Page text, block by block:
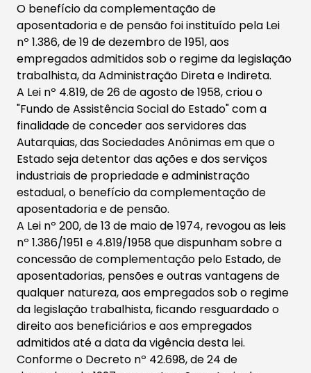
O benefício da complementação de
aposentadoria e de pensão foi instituído pela Lei
nº 1.386, de 19 de dezembro de 1951, aos
empregados admitidos sob o regime da legislação
trabalhista, da Administração Direta e Indireta.
A Lei nº 4.819, de 26 de agosto de 1958, criou o
"Fundo de Assistência Social do Estado" com a
finalidade de conceder aos servidores das
Autarquias, das Sociedades Anônimas em que o
Estado seja detentor das ações e dos serviços
industriais de propriedade e administração
estadual, o benefício da complementação de
aposentadoria e de pensão.
A Lei nº 200, de 13 de maio de 1974, revogou as leis
nº 1.386/1951 e 4.819/1958 que dispunham sobre a
concessão de complementação pelo Estado, de
aposentadorias, pensões e outras vantagens de
qualquer natureza, aos empregados sob o regime
da legislação trabalhista, ficando resguardado o
direito aos beneficiários e aos empregados
admitidos até a data da vigência desta lei.
​Conforme o Decreto nº 42.698, de 24 de